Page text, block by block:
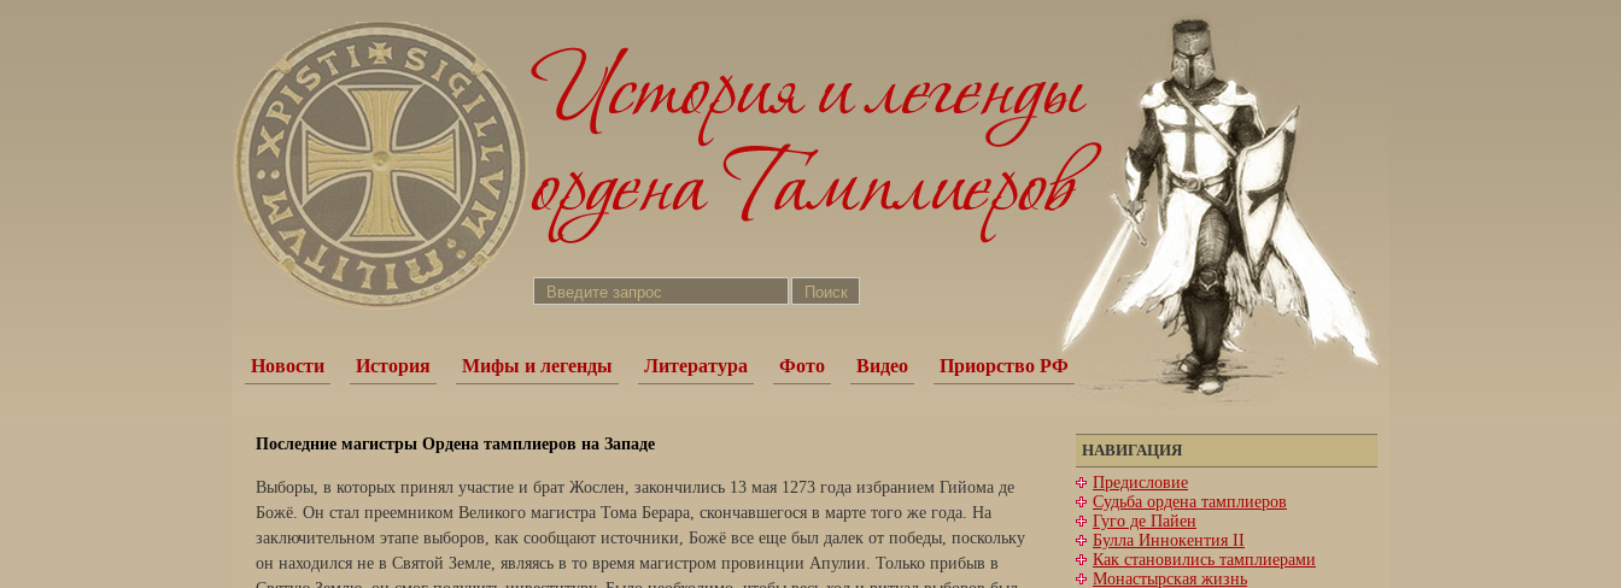
Новости История Мифы и легенды Литература Фото Видео Приорство РФ
Последние магистры Ордена тамплиеров на Западе
Выборы, в которых принял участие и брат Жослен, закончились 13 мая 1273 года избранием Гийома де
Божё. Он стал преемником Великого магистра Тома Берара, скончавшегося в марте того же года. На
заключительном этапе выборов, как сообщают источники, Божё все еще был далек от победы, поскольку
он находился не в Святой Земле, являясь в то время магистром провинции Апулии. Только прибыв в
НАВИГАЦИЯ
Предисловие
Судьба ордена тамплиеров
Гуго де Пайен
Булла Иннокентия II
Как становились тамплиерами
Монастырская жизнь